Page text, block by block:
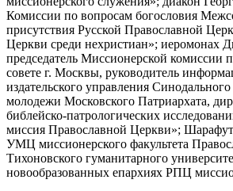
Комиссии по вопросам богословия
присутствия Русской Православной
Церкви среди нехристиан»; иеромонах
председатель Миссионерской комиссии
совете г. Москвы, руководитель
издательского управления
молодежи Московского Патриархата,
библейско-патрологических
миссия Православной Церкви»;
УМЦ миссионерского факультета
Тихоновского гуманитарного
новообразованных епархиях РПЦ